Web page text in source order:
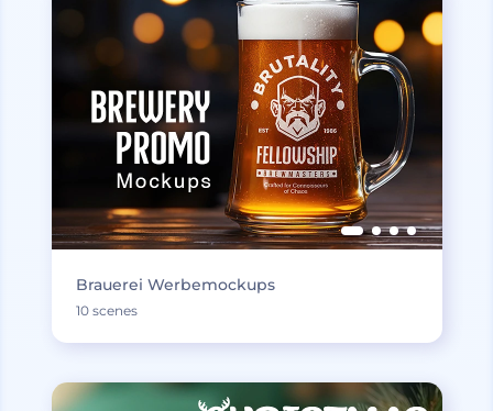
Brauerei Werbemockups
10 scenes